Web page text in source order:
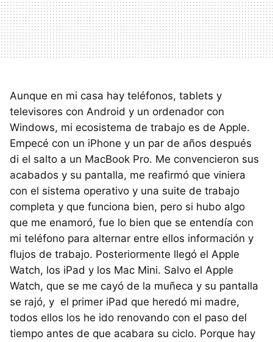
Aunque en mi casa hay teléfonos, tablets y
televisores con Android y un ordenador con
Windows, mi ecosistema de trabajo es de Apple.
Empecé con un iPhone y un par de años después
di el salto a un MacBook Pro. Me convencieron sus
acabados y su pantalla, me reafirmó que viniera
con el sistema operativo y una suite de trabajo
completa y que funciona bien, pero si hubo algo
que me enamoró, fue lo bien que se entendía con
mi teléfono para alternar entre ellos información y
flujos de trabajo. Posteriormente llegó el Apple
Watch, los iPad y los Mac Mini. Salvo el Apple
Watch, que se me cayó de la muñeca y su pantalla
se rajó, y el primer iPad que heredó mi madre,
todos ellos los he ido renovando con el paso del
tiempo antes de que acabara su ciclo. Porque hay